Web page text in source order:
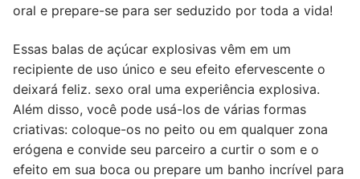
oral e prepare-se para ser seduzido por toda a vida!
Essas balas de açúcar explosivas vêm em um
recipiente de uso único e seu efeito efervescente o
deixará feliz. sexo oral uma experiência explosiva.
Além disso, você pode usá-los de várias formas
criativas: coloque-os no peito ou em qualquer zona
erógena e convide seu parceiro a curtir o som e o
efeito em sua boca ou prepare um banho incrível para